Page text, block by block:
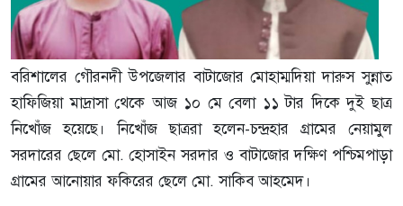
বরিশালের গৌরনদী উপজেলার বাটাজোর মোহাম্মদিয়া দারুস সুন্নাত
হাফিজিয়া মাদ্রাসা থেকে আজ ১০ মে বেলা ১১ টার দিকে দুই ছাত্র
নিখোঁজ হয়েছে। নিখোঁজ ছাত্ররা হলেন-চন্দ্রহার গ্রামের নেয়ামুল
সরদারের ছেলে মো. হোসাইন সরদার ও বাটাজোর দক্ষিণ পশ্চিমপাড়া
গ্রামের আনোয়ার ফকিরের ছেলে মো. সাকিব আহমেদ।